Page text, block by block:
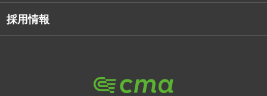
採用情報